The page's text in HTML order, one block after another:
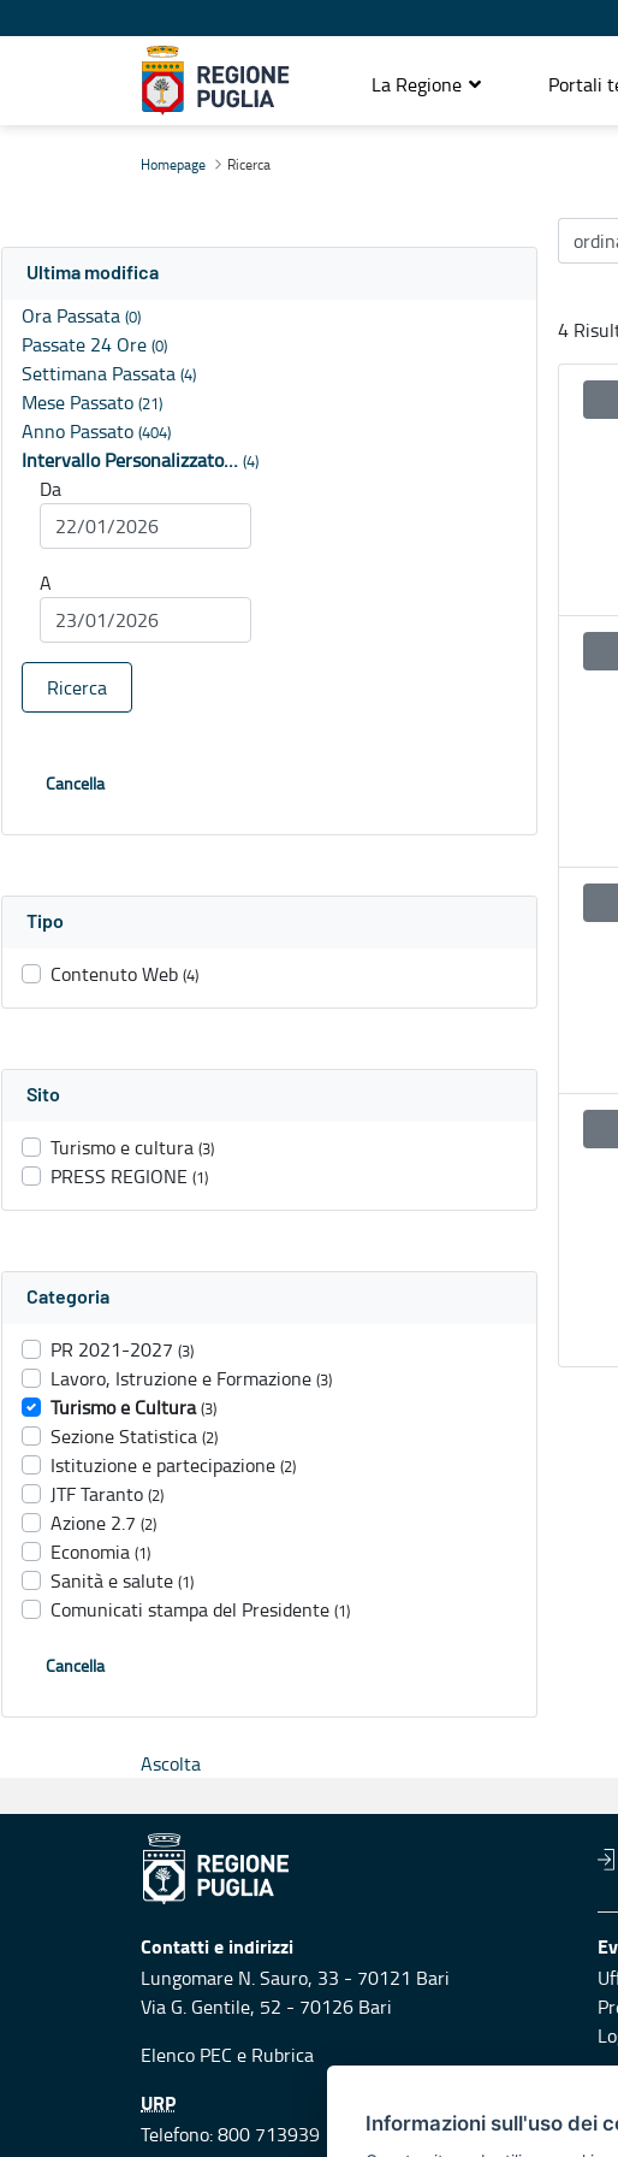
La Regione Portali
Homepage Ricerca
Ultima modifica
Ora Passata (0)
Passate 24 Ore (0)
Settimana Passata (4)
Mese Passato (21)
Anno Passato (404)
Intervallo Personalizzato… (4)
Da
A
Ricerca
Cancella
Tipo
Contenuto Web (4)
Sito
Turismo e cultura (3)
PRESS REGIONE (1)
Categoria
PR 2021-2027 (3)
Lavoro, Istruzione e Formazione (3)
Turismo e Cultura (3)
Sezione Statistica (2)
Istituzione e partecipazione (2)
JTF Taranto (2)
Azione 2.7 (2)
Economia (1)
Sanità e salute (1)
Comunicati stampa del Presidente (1)
Cancella
4
Ascolta
Contatti e indirizzi
Lungomare N. Sauro, 33 - 70121 Bari
Via G. Gentile, 52 - 70126 Bari
Elenco PEC e Rubrica
URP
Telefono: 800 713939
Informazioni sull'uso dei